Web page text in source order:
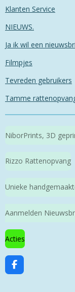
Klanten Service
NIEUWS.
Ja ik wil een
Filmpjes
Tevreden gebruikers
Tamme
NiborPrints, 3D
Rizzo Rattenopvang
Unieke
Aanmelden
Acties
F
a